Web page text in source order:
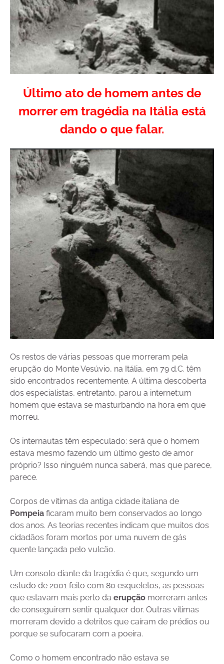
Último ato de homem antes de
morrer em tragédia na Itália está
dando o que falar.
Os restos de várias pessoas que morreram pela
erupção do Monte Vesúvio, na Itália, em 79 d.C. têm
sido encontrados recentemente. A última descoberta
dos especialistas, entretanto, parou a internet:um
homem que estava se masturbando na hora em que
morreu.
Os internautas têm especulado: será que o homem
estava mesmo fazendo um último gesto de amor
próprio? Isso ninguém nunca saberá, mas que parece,
parece.
Corpos de vítimas da antiga cidade italiana de
Pompeia ficaram muito bem conservados ao longo
dos anos. As teorias recentes indicam que muitos dos
cidadãos foram mortos por uma nuvem de gás
quente lançada pelo vulcão.
Um consolo diante da tragédia é que, segundo um
estudo de 2001 feito com 80 esqueletos, as pessoas
que estavam mais perto da erupção morreram antes
de conseguirem sentir qualquer dor. Outras vítimas
morreram devido a detritos que caíram de prédios ou
porque se sufocaram com a poeira.
Como o homem encontrado não estava se